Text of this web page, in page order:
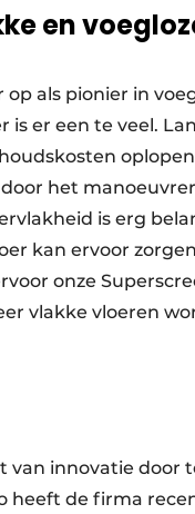
en
op als pionier in
is er een te veel.
het
is erg
kan ervoor
onze
vlakke vloeren
van innovatie door
heeft de firma